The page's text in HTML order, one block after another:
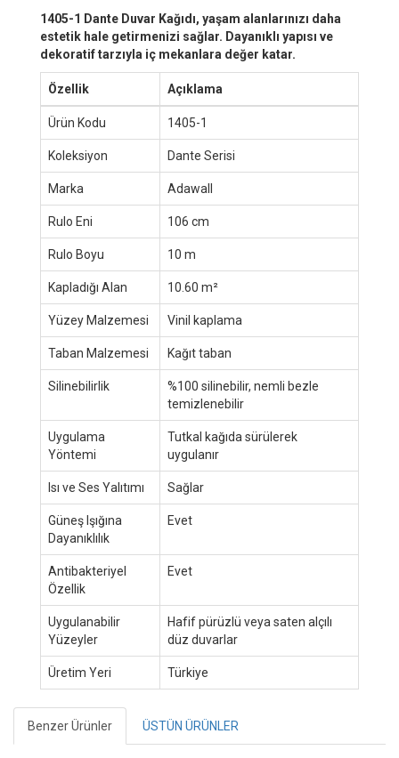
1405-1 Dante Duvar Kağıdı, yaşam alanlarınızı daha
estetik hale getirmenizi sağlar. Dayanıklı yapısı ve
dekoratif tarzıyla iç mekanlara değer katar.
Özellik Açıklama
Ürün Kodu 1405-1
Koleksiyon Dante Serisi
Marka Adawall
Rulo Eni 106 cm
Rulo Boyu 10 m
Kapladığı Alan 10.60 m²
Yüzey Malzemesi Vinil kaplama
Taban Malzemesi Kağıt taban
Silinebilirlik
%100 silinebilir, nemli bezle
temizlenebilir
Uygulama
Yöntemi
Tutkal kağıda sürülerek
uygulanır
Isı ve Ses Yalıtımı Sağlar
Güneş Işığına
Dayanıklılık
Evet
Antibakteriyel
Özellik
Evet
Uygulanabilir
Yüzeyler
Hafif pürüzlü veya saten alçılı
düz duvarlar
Üretim Yeri Türkiye
Benzer Ürünler ÜSTÜN ÜRÜNLER